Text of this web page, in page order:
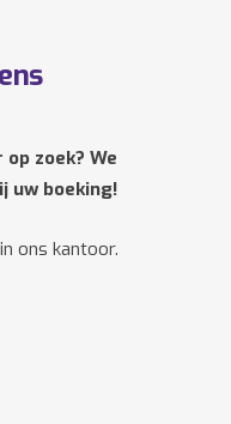
zoek? We
uw boeking!
ons kantoor.